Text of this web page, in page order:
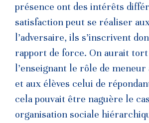
présence ont des intérêts
satisfaction peut se réaliser
l’adversaire, ils s’inscrivent
rapport de force. On aurait tort
l’enseignant le rôle de meneur
et aux élèves celui de
cela pouvait être naguère le
organisation sociale